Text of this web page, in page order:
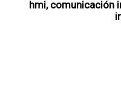
hmi, comunicación